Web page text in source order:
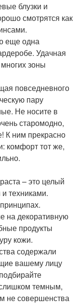
блузки и
смотрятся как
еще одна
Удачная
зоны
повседневного
пару
Не носите в
старомодно,
К ним прекрасно
комфорт тот же,
– это целый
техниками.
на декоративную
продукты
кожи.
содержали
вашему лицу
темным,
не совершенства